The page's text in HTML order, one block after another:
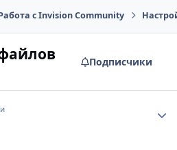
с Invision Community
Подписчики